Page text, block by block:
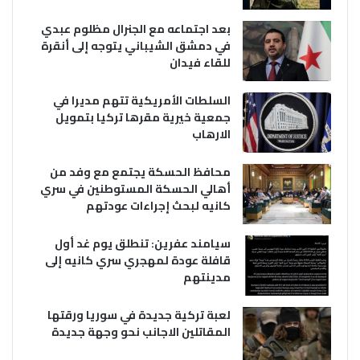
بعد اجتماعه مع الجنرال مظلوم عبدي
في دمشق الشيباني يتوجه إلى أنقرة
للقاء فيدان
السلطات الأمريكية تتهم مديرا في
جمعية خيرية مقرها تركيا بتمويل
الارهاب
محافظ الحسكة يجتمع مع وفد من
أهالي الحسكة المستوطنين في سري
كانيه لبحث إجراءات عودتهم
سيامند عفرين: تنطلق يوم غد أول
قافلة عودة لمهجري سري كانيه إلى
مدينتهم
لعبة تركية جديدة في سوريا ورقتها
المقاتلين الاجانب نحو وجهة جديدة